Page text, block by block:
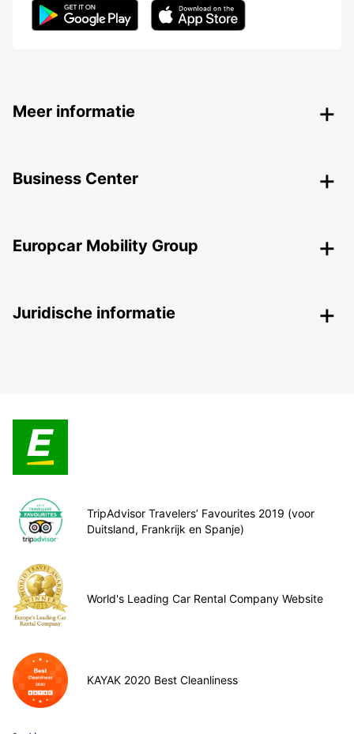
Meer informatie
Business Center
Europcar Mobility Group
Juridische informatie
TripAdvisor Travelers’ Favourites 2019 (voor
Duitsland, Frankrijk en Spanje)
World's Leading Car Rental Company Website
KAYAK 2020 Best Cleanliness